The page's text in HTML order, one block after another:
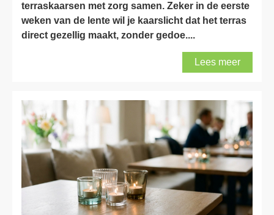
terraskaarsen met zorg samen. Zeker in de eerste
weken van de lente wil je kaarslicht dat het terras
direct gezellig maakt, zonder gedoe....
Lees meer